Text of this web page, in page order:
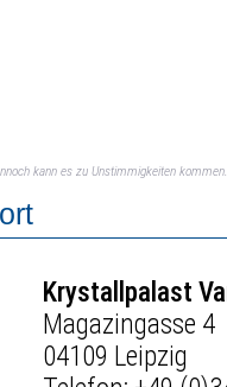
kann es zu Unstimmigkeiten
Krystallpalast
Magazingasse 4
04109 Leipzig